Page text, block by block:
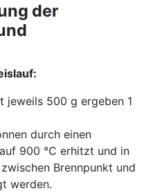
der
jeweils 500 g ergeben 1
durch einen
900 °C erhitzt und in
Brennpunkt und
werden.